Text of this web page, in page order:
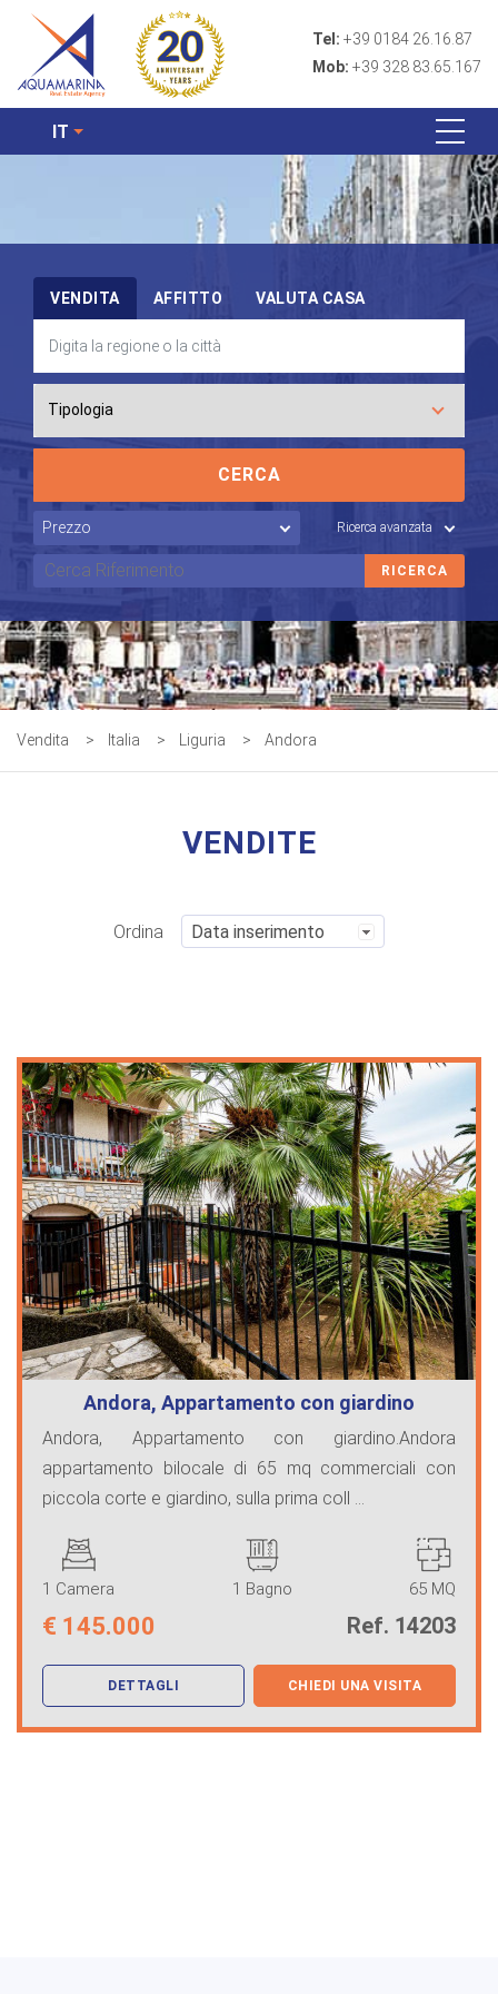
Tel: +39 0184 26.16.87
Mob: +39 328 83.65.167
IT
VENDITA AFFITTO VALUTA CASA
Ricerca avanzata
CERCA
Vendita > Italia > Liguria > Andora
VENDITE
Ordina
Andora, Appartamento con giardino
Andora, Appartamento con giardino.Andora
appartamento bilocale di 65 mq commerciali con
piccola corte e giardino, sulla prima coll ...
1 Camera 1 Bagno 65 MQ
€ 145.000 Ref. 14203
DETTAGLI CHIEDI UNA VISITA